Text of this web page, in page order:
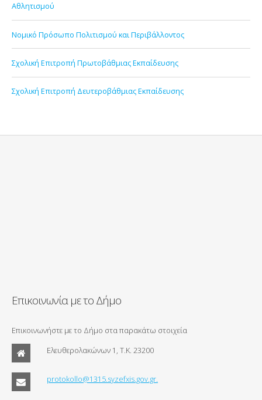
Αθλητισμού
Νομικό Πρόσωπο Πολιτισμού και Περιβάλλοντος
Σχολική Επιτροπή Πρωτοβάθμιας Εκπαίδευσης
Σχολική Επιτροπή Δευτεροβάθμιας Εκπαίδευσης
Επικοινωνία με το Δήμο
Επικοινωνήστε με το Δήμο στα παρακάτω στοιχεία
Ελευθερολακώνων 1, Τ.Κ. 23200
protokollo@1315.syzefxis.gov.gr.